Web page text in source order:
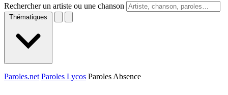
Rechercher un artiste ou une chanson
Thématiques
Paroles.net Paroles Lycos Paroles Absence